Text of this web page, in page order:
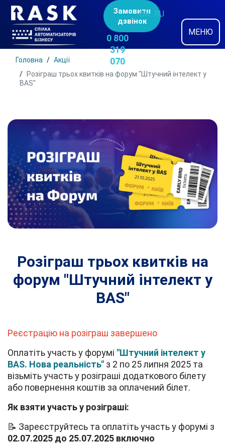
Замовити
дзвінок
0 800
319
070
UK RU
МЕНЮ
Головна
Акції
Розіграш трьох квитків на форум "Штучний інтелект у
BAS"
Розіграш трьох квитків на
форум "Штучний інтелект у
BAS"
Реєстрацію на розіграш завершено
Оплатіть участь у форумі "Штучний інтелект у
BAS. Нова реальність" з 2 по 25 липня 2025 та
візьміть участь у розіграші додаткового білету
або повернення коштів за оплачений білет.
Як взяти участь у розіграші:
📝 Зареєструйтесь та оплатіть участь у форумі з
02.07.2025 до 25.07.2025 включно